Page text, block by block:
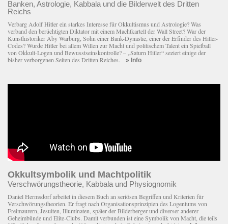
Banken, Astrologie, Kabbala und die Bilderwelt des Dritten
Reichs
Verbarg Adolf Hitler ein starkes Interesse für Okkultismus und Astrologie? Was
verband den berüchtigten Diktator mit einem Macht­kartell der Wall Street? War der
Kunsthistoriker Aby Warburg, Sohn einer Bank-Dynastie, einer der Erfinder des Hitler-
Codes? Wurde Hitler bei allem Willen zur Macht und politischem Talent ein Spielball
von Okkult-Logen und Bewusstseinskontrolle? – „Saturn Hitler“ seziert einige der
bisher verborgenen Seiten des Dritten Reiches. » Info
Okkultsymbolik und Machtpolitik
Verschwörungstheorie, Kabbala und Physiognomik
Daniel Hermsdorf arbeitet in diesem Buch an seriösen Begriffen und Kriterien für
Verschwörungstheorien. Er fragt nach Organisationsprinzipien des Logentums von
Freimaurern, Jesuiten, Illuminaten, später der Bilderberger und diverser anderer
Geheimbünde und Elite-Clubs. Damit verbunden ist eine Symbolik von Macht, die teils